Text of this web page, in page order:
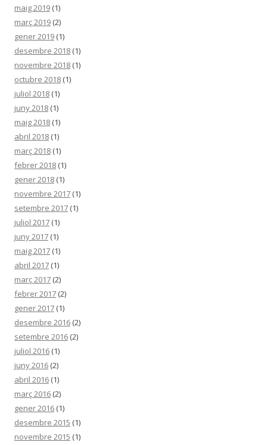
maig 2019 (1)
març 2019 (2)
gener 2019 (1)
desembre 2018 (1)
novembre 2018 (1)
octubre 2018 (1)
juliol 2018 (1)
juny 2018 (1)
maig 2018 (1)
abril 2018 (1)
març 2018 (1)
febrer 2018 (1)
gener 2018 (1)
novembre 2017 (1)
setembre 2017 (1)
juliol 2017 (1)
juny 2017 (1)
maig 2017 (1)
abril 2017 (1)
març 2017 (2)
febrer 2017 (2)
gener 2017 (1)
desembre 2016 (2)
setembre 2016 (2)
juliol 2016 (1)
juny 2016 (2)
abril 2016 (1)
març 2016 (2)
gener 2016 (1)
desembre 2015 (1)
novembre 2015 (1)